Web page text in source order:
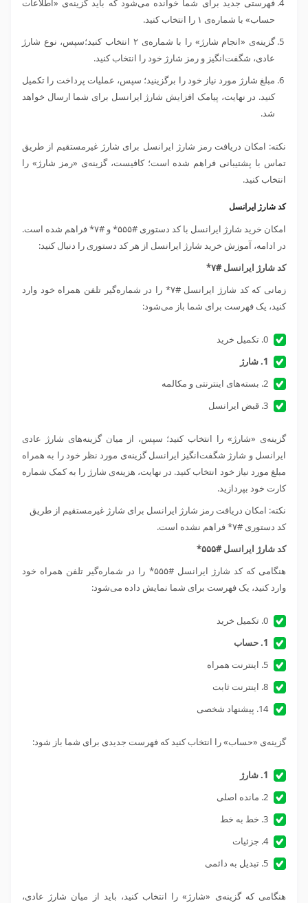
حساب» با شماره‌ی ۱ را انتخاب کنید.
گزینه‌ی «انجام شارژ» را با شماره‌ی ۲ انتخاب کنید؛سپس، نوع شارژ
عادی، شگفت‌انگیز و رمز شارژ خود را انتخاب کنید.
مبلغ شارژ مورد نیاز خود را برگزینید؛ سپس، عملیات پرداخت را تکمیل
کنید. در نهایت، پیامک افزایش شارژ ایرانسل برای شما ارسال خواهد
شد.
نکته: امکان دریافت رمز شارژ ایرانسل برای شارژ غیرمستقیم از طریق
تماس با پشتیبانی فراهم شده است؛ کافیست، گزینه‌ی «رمز شارژ» را
انتخاب کنید.
کد شارژ ایرانسل
امکان خرید شارژ ایرانسل با کد دستوری #۵۵۵* و #۷* فراهم شده است.
در ادامه، آموزش خرید شارژ ایرانسل از هر کد دستوری را دنبال کنید:
کد شارژ ایرانسل #۷*
زمانی که کد شارژ ایرانسل #۷* را در شماره‌گیر تلفن همراه خود وارد
کنید، یک فهرست برای شما باز می‌شود:
0. تکمیل خرید
1. شارژ
2. بسته‌های اینترنتی و مکالمه
3. قبض ایرانسل
گزینه‌ی «شارژ» را انتخاب کنید؛ سپس، از میان گزینه‌های شارژ عادی
ایرانسل و شارژ شگفت‌انگیز ایرانسل گزینه‌ی مورد نظر خود را به همراه
مبلغ مورد نیاز خود انتخاب کنید. در نهایت، هزینه‌ی شارژ را به کمک شماره
کارت خود بپردازید.
نکته: امکان دریافت رمز شارژ ایرانسل برای شارژ غیرمستقیم از طریق
کد دستوری #۷* فراهم نشده است.
کد شارژ ایرانسل #۵۵۵*
هنگامی که کد شارژ ایرانسل #۵۵۵* را در شماره‌گیر تلفن همراه خود
وارد کنید، یک فهرست برای شما نمایش داده می‌شود:
0. تکمیل خرید
1. حساب
5. اینترنت همراه
8. اینترنت ثابت
14. پیشنهاد شخصی
گزینه‌ی «حساب» را انتخاب کنید که فهرست جدیدی برای شما باز شود:
1. شارژ
2. مانده اصلی
3. خط به خط
4. جزئیات
5. تبدیل به دائمی
هنگامی که گزینه‌ی «شارژ» را انتخاب کنید، باید از میان شارژ عادی،